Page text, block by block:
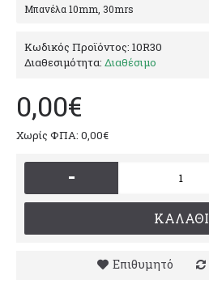
Μπανέλα 10mm, 30mrs
Κωδικός Προϊόντος: 10R30
Διαθεσιμότητα: Διαθέσιμο
0,00€
Χωρίς ΦΠΑ: 0,00€
-
ΚΑΛΆΘΙ
Επιθυμητό